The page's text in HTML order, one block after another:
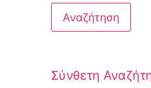
Σύνθετη